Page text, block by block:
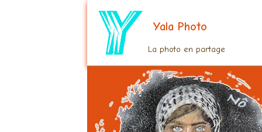
Yala Photo
La photo en partage